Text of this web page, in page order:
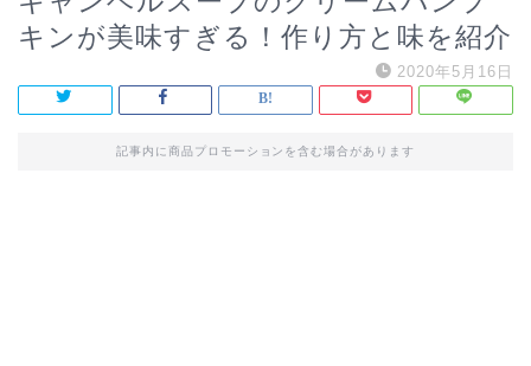
キンが美味すぎる！作り方と味を紹介
2020年5月16日
記事内に商品プロモーションを含む場合があります